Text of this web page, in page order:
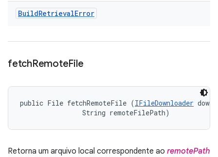
BuildRetrievalError
fetchRemoteFile
public File fetchRemoteFile (IFileDownloader
                String remoteFilePath)
Retorna um arquivo local correspondente ao remotePath